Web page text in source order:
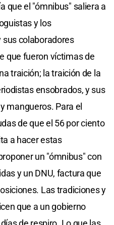
que el "ómnibus" saliera a
y los
sus colaboradores
que fueron víctimas de
traición; la traición de la
ensobrados, y sus
mangueros. Para el
de que el 56 por ciento
a hacer estas
un "ómnibus" con
y un DNU, factura que
Las tradiciones y
que a un gobierno